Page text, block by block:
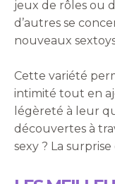
jeux de rôles ou
d’autres se
nouveaux
Cette variété
intimité tout en
légèreté à leur
découvertes à
sexy ? La surprise